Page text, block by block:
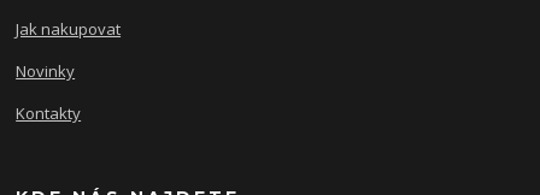
Jak nakupovat
Novinky
Kontakty